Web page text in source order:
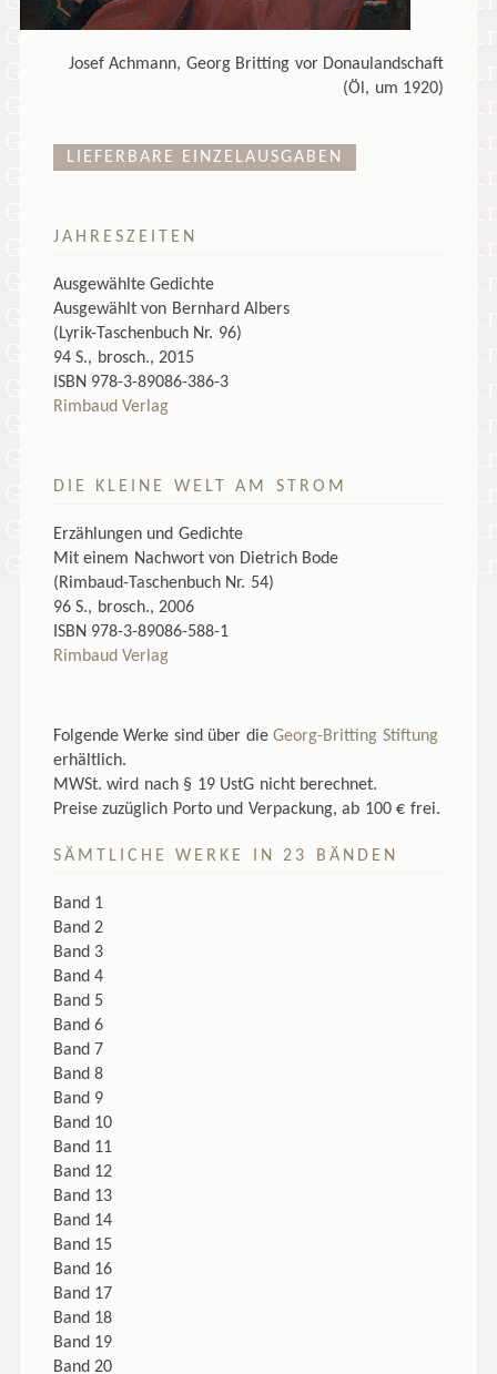
Josef Achmann, Georg Britting vor Donaulandschaft
(Öl, um 1920)
LIEFERBARE EINZELAUSGABEN
JAHRESZEITEN
Ausgewählte Gedichte
Ausgewählt von Bernhard Albers
(Lyrik-Taschenbuch Nr. 96)
94 S., brosch., 2015
ISBN 978-3-89086-386-3
Rimbaud Verlag
DIE KLEINE WELT AM STROM
Erzählungen und Gedichte
Mit einem Nachwort von Dietrich Bode
(Rimbaud-Taschenbuch Nr. 54)
96 S., brosch., 2006
ISBN 978-3-89086-588-1
Rimbaud Verlag
Folgende Werke sind über dieGeorg-Britting Stiftung
erhältlich.
MWSt. wird nach § 19 UstG nicht berechnet.
Preise zuzüglich Porto und Verpackung, ab 100 € frei.
SÄMTLICHE WERKE IN 23 BÄNDEN
Band 1
Band 2
Band 3
Band 4
Band 5
Band 6
Band 7
Band 8
Band 9
Band 10
Band 11
Band 12
Band 13
Band 14
Band 15
Band 16
Band 17
Band 18
Band 19
Band 20